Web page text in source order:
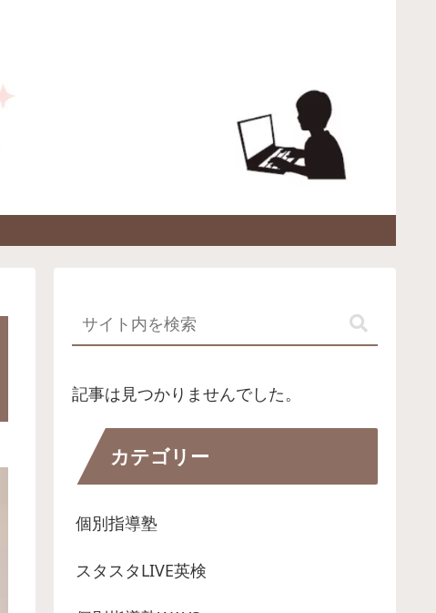
記事は見つかりませんでした。
カテゴリー
個別指導塾
スタスタLIVE英検